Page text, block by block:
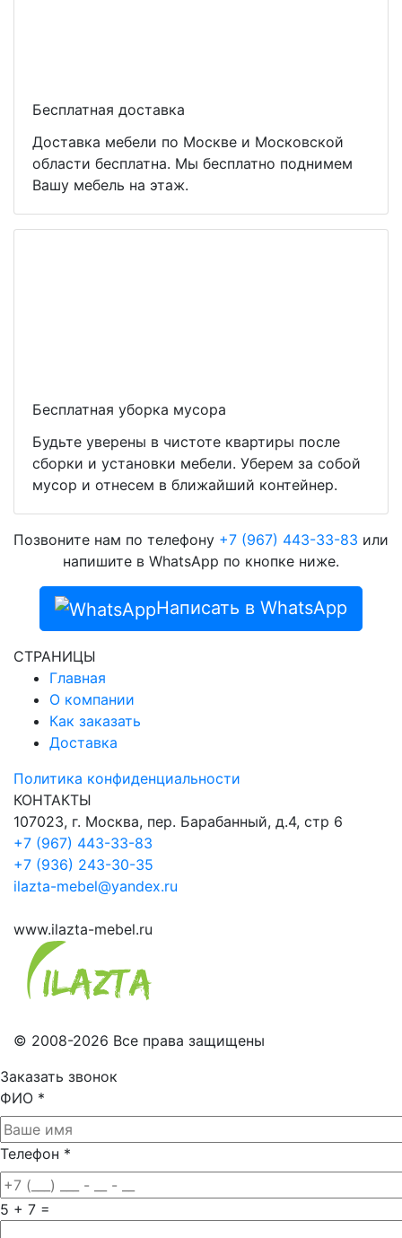
Бесплатная доставка
Доставка мебели по Москве и Московской
области бесплатна. Мы бесплатно поднимем
Вашу мебель на этаж.
Бесплатная уборка мусора
Будьте уверены в чистоте квартиры после
сборки и установки мебели. Уберем за собой
мусор и отнесем в ближайший контейнер.
Позвоните нам по телефону +7 (967) 443-33-83 или
напишите в WhatsApp по кнопке ниже.
Написать в WhatsApp
СТРАНИЦЫ
Главная
О компании
Как заказать
Доставка
Политика конфиденциальности
КОНТАКТЫ
107023, г. Москва, пер. Барабанный, д.4, стр 6
+7 (967) 443-33-83
+7 (936) 243-30-35
ilazta-mebel@yandex.ru
www.ilazta-mebel.ru
© 2008-2026 Все права защищены
Заказать звонок
ФИО *
Телефон *
5 + 7 =